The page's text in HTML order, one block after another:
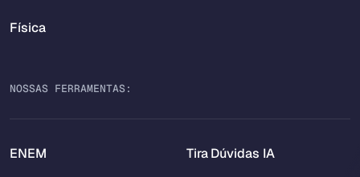
Física
NOSSAS FERRAMENTAS:
ENEM Tira Dúvidas IA